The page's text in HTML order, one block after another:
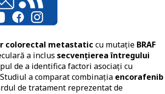
colorectal metastatic cu mutație BRAF
a inclus secvențierea întregului
de a identifica factori asociați cu
a comparat combinația encorafenib
de tratament reprezentat de